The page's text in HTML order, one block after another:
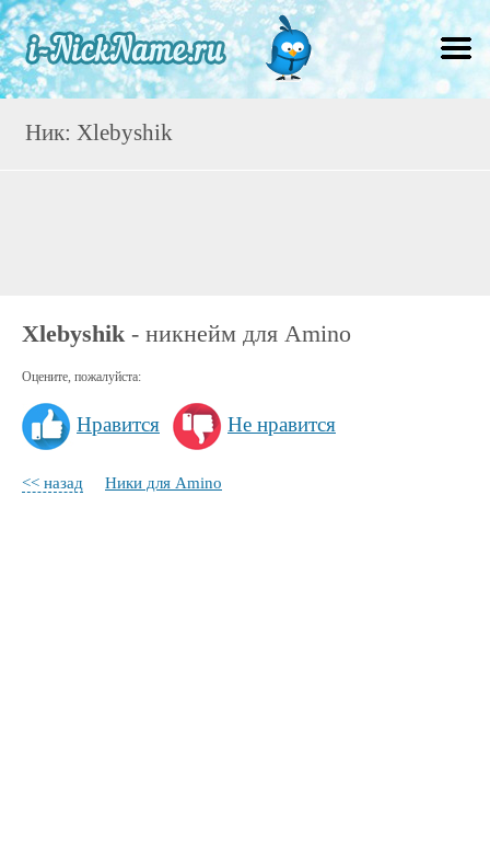
Ник: Xlebyshik
Xlebyshik - никнейм для Amino
Оцените, пожалуйста:
Нравится Не нравится
<< назад Ники для Amino